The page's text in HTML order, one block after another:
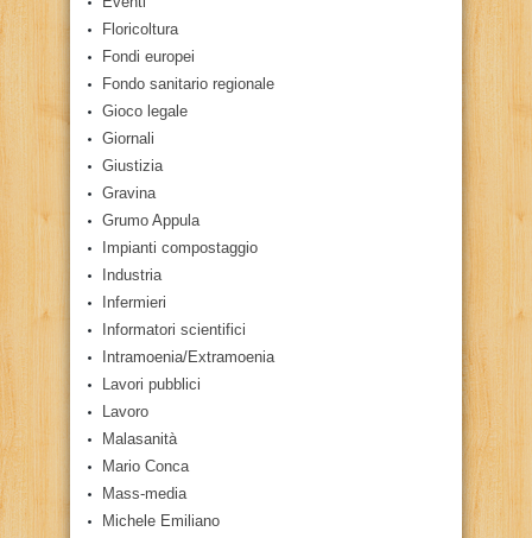
Floricoltura
Fondi europei
Fondo sanitario regionale
Gioco legale
Giornali
Giustizia
Gravina
Grumo Appula
Impianti compostaggio
Industria
Infermieri
Informatori scientifici
Intramoenia/Extramoenia
Lavori pubblici
Lavoro
Malasanità
Mario Conca
Mass-media
Michele Emiliano